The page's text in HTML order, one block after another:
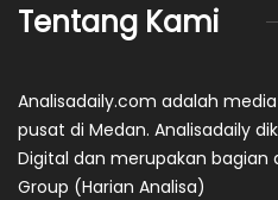
Tentang Kami
Analisadaily.com adalah
pusat di Medan. Analisadaily
Digital dan merupakan bagian
Group (Harian Analisa)